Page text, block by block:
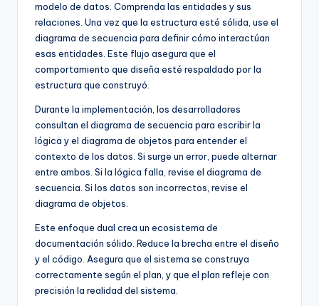
modelo de datos. Comprenda las entidades y sus
relaciones. Una vez que la estructura esté sólida, use el
diagrama de secuencia para definir cómo interactúan
esas entidades. Este flujo asegura que el
comportamiento que diseña esté respaldado por la
estructura que construyó.
Durante la implementación, los desarrolladores
consultan el diagrama de secuencia para escribir la
lógica y el diagrama de objetos para entender el
contexto de los datos. Si surge un error, puede alternar
entre ambos. Si la lógica falla, revise el diagrama de
secuencia. Si los datos son incorrectos, revise el
diagrama de objetos.
Este enfoque dual crea un ecosistema de
documentación sólido. Reduce la brecha entre el diseño
y el código. Asegura que el sistema se construya
correctamente según el plan, y que el plan refleje con
precisión la realidad del sistema.